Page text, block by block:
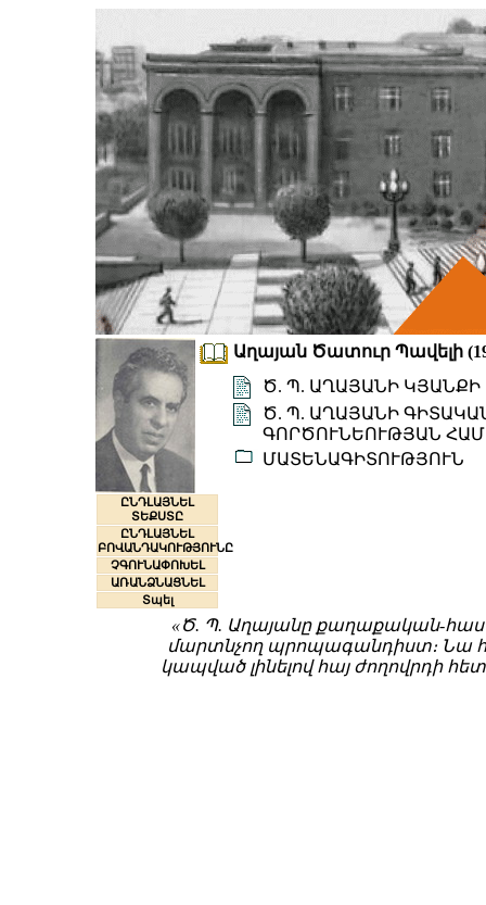
ԸՆԴԼԱՅՆԵԼ
ՏԵՔՍՏԸ
ԸՆԴԼԱՅՆԵԼ
ԲՈՎԱՆԴԱԿՈՒԹՅՈՒՆԸ
ՉԳՈՒՆԱՓՈԽԵԼ
ԱՌԱՆՁՆԱՑՆԵԼ
Տպել
Աղայան Ծատուր Պավելի
Ծ. Պ. ԱՂԱՅԱՆԻ
Ծ. Պ. ԱՂԱՅԱՆԻ
ԳՈՐԾՈՒՆԵՈՒԹՅԱՆ
ՄԱՏԵՆԱԳԻՏՈՒԹՅՈՒՆ
«Ծ. Պ. Աղայանը քաղաքական-
մարտնչող պրոպագանդիստ։ Նա
կապված լինելով հայ ժողովրդի